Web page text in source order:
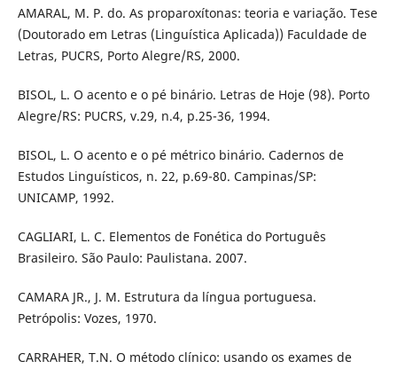
AMARAL, M. P. do. As proparoxítonas: teoria e variação. Tese
(Doutorado em Letras (Linguística Aplicada)) Faculdade de
Letras, PUCRS, Porto Alegre/RS, 2000.
BISOL, L. O acento e o pé binário. Letras de Hoje (98). Porto
Alegre/RS: PUCRS, v.29, n.4, p.25-36, 1994.
BISOL, L. O acento e o pé métrico binário. Cadernos de
Estudos Linguísticos, n. 22, p.69-80. Campinas/SP:
UNICAMP, 1992.
CAGLIARI, L. C. Elementos de Fonética do Português
Brasileiro. São Paulo: Paulistana. 2007.
CAMARA JR., J. M. Estrutura da língua portuguesa.
Petrópolis: Vozes, 1970.
CARRAHER, T.N. O método clínico: usando os exames de